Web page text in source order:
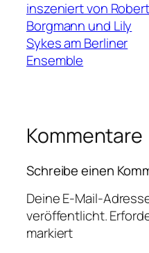
inszeniert von Robert
Borgmann und Lily
Sykes am Berliner
Ensemble
Kommentare
Schreibe einen
Deine E-Mail-
veröffentlicht.
markiert